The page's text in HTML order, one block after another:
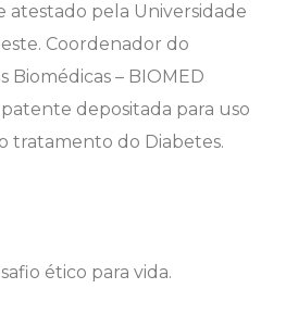
atestado pela Universidade
Coordenador do
Biomédicas – BIOMED
patente depositada para uso
tratamento do Diabetes.
ético para vida.